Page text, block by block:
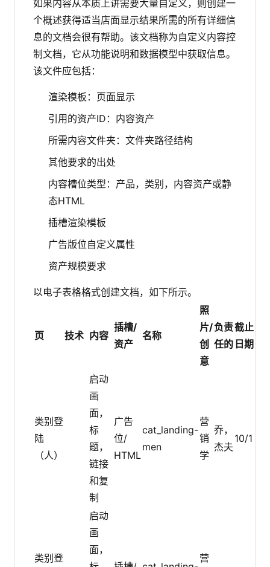
如果内容从本质上讲需要大量自定义，则创建一
个概述获得适当店面显示结果所需的所有详细信
息的文档会很有帮助。该文档称为自定义内容控
制文档，它从功能说明和数据模型中获取信息。
该文件应包括：
渲染模板：页面显示
引用的资产ID：内容资产
所需内容文件夹：文件夹路径结构
其他要求的出处
内容槽位类型：产品，类别，内容资产或静
态HTML
插槽渲染模板
广告版位自定义属性
资产规模要求
以电子表格格式创建文档，如下所示。
页 技术 内容
插槽/
资产
名称
照
片/
创
意
负责
任的
截止
日期
类别登
陆
（人）
启动
画
面，
标
题，
链接
和复
制
广告
位/
HTML
cat_landing-
men
营
销
学
乔，
杰夫
10/1
类别登
启动
画
面，
营